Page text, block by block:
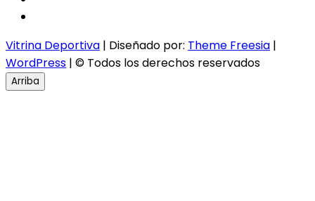
Vitrina Deportiva | Diseñado por: Theme Freesia |
WordPress | © Todos los derechos reservados
Arriba